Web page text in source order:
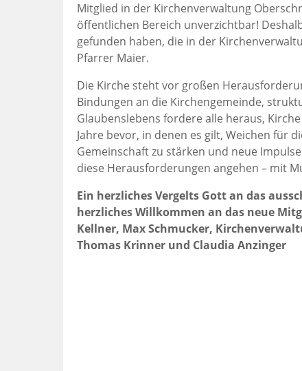
Mitglied in der Kirchenverwaltung
öffentlichen Bereich unverzichtbar!
gefunden haben, die in der
Pfarrer Maier.
Die Kirche steht vor großen
Bindungen an die Kirchengemeinde,
Glaubenslebens fordere alle heraus,
Jahre bevor, in denen es gilt, Weichen für
Gemeinschaft zu stärken und neue
diese Herausforderungen angehen – mit
Ein herzliches Vergelts Gott an das
herzliches Willkommen an das neue
Kellner, Max Schmucker,
Thomas Krinner und Claudia Anzinger